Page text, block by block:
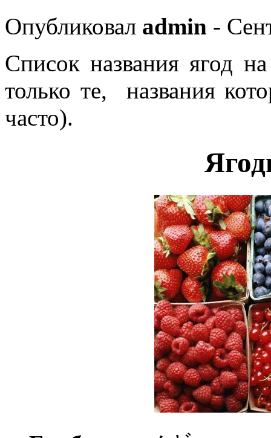
Опубликовал admin -
Список названия ягод
только те, названия
часто).